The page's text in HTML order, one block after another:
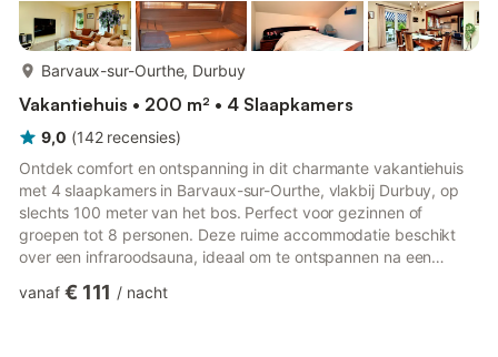
Barvaux-sur-Ourthe, Durbuy
Vakantiehuis • 200 m² • 4 Slaapkamers
9,0 (142 recensies)
Ontdek comfort en ontspanning in dit charmante vakantiehuis
met 4 slaapkamers in Barvaux-sur-Ourthe, vlakbij Durbuy, op
slechts 100 meter van het bos. Perfect voor gezinnen of
groepen tot 8 personen. Deze ruime accommodatie beschikt
over een infraroodsauna, ideaal om te ontspannen na een
met moderne apparatuur, waaronder een vaatwasser,
vanaf € 111 / nacht